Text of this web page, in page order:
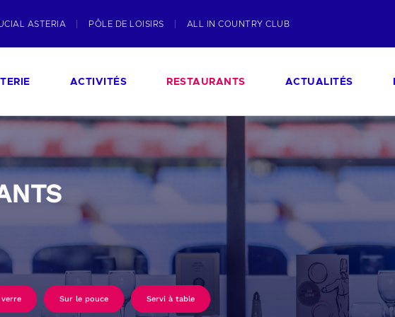
ASTERIA PÔLE DE LOISIRS ALL IN COUNTRY CLUB
ACTIVITÉS RESTAURANTS ACTUALITÉS
Sur le pouce Servi à table